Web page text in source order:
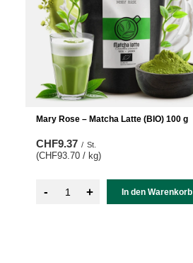
Mary Rose – Matcha Latte (BIO) 100 g
CHF9.37 / St.
(CHF93.70 / kg)
- + In den Warenkorb